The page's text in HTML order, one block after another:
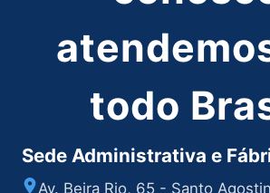
todo
Sede Administrativa e
Av. Beira Rio, 65 - Santo